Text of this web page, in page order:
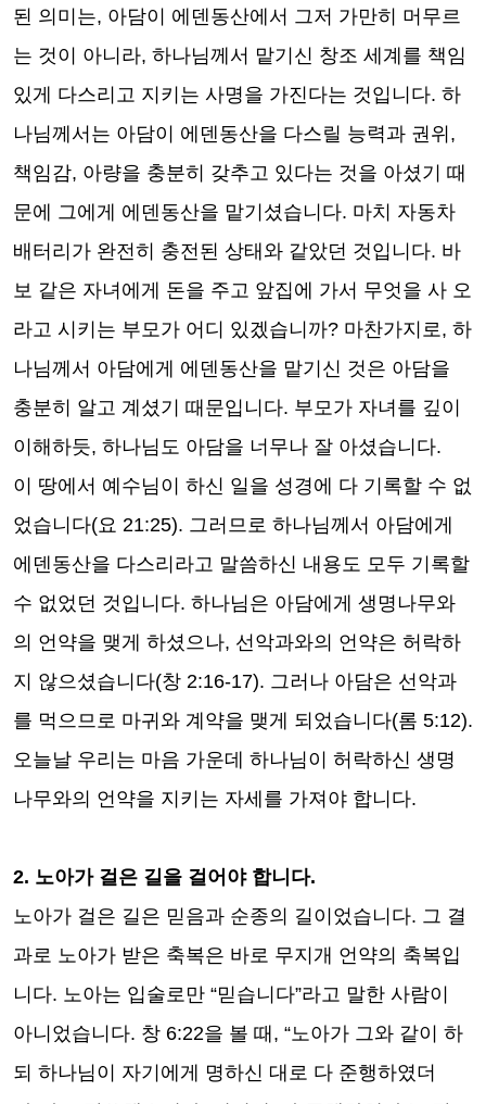
된 의미는, 아담이 에덴동산에서 그저 가만히 머무르
는 것이 아니라, 하나님께서 맡기신 창조 세계를 책임
있게 다스리고 지키는 사명을 가진다는 것입니다. 하
나님께서는 아담이 에덴동산을 다스릴 능력과 권위 ,
책임감, 아량을 충분히 갖추고 있다는 것을 아셨기 때
문에 그에게 에덴동산을 맡기셨습니다. 마치 자동차
배터리가 완전히 충전된 상태와 같았던 것입니다. 바
보 같은 자녀에게 돈을 주고 앞집에 가서 무엇을 사 오
라고 시키는 부모가 어디 있겠습니까? 마찬가지로, 하
나님께서 아담에게 에덴동산을 맡기신 것은 아담을
충분히 알고 계셨기 때문입니다. 부모가 자녀를 깊이
이해하듯, 하나님도 아담을 너무나 잘 아셨습니다.
이 땅에서 예수님이 하신 일을 성경에 다 기록할 수 없
었습니다(요 21:25). 그러므로 하나님께서 아담에게
에덴동산을 다스리라고 말씀하신 내용도 모두 기록할
수 없었던 것입니다. 하나님은 아담에게 생명나무와
의 언약을 맺게 하셨으나, 선악과와의 언약은 허락하
지 않으셨습니다(창 2:16-17). 그러나 아담은 선악과
를 먹으므로 마귀와 계약을 맺게 되었습니다(롬 5:12).
오늘날 우리는 마음 가운데 하나님이 허락하신 생명
나무와의 언약을 지키는 자세를 가져야 합니다.
2. 노아가 걸은 길을 걸어야 합니다.
노아가 걸은 길은 믿음과 순종의 길이었습니다. 그 결
과로 노아가 받은 축복은 바로 무지개 언약의 축복입
니다. 노아는 입술로만 “믿습니다”라고 말한 사람이
아니었습니다. 창 6:22을 볼 때 , “노아가 그와 같이 하
되 하나님이 자기에게 명하신 대로 다 준행하였더